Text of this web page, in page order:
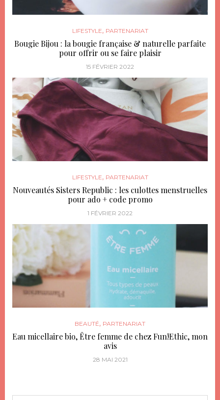
LIFESTYLE, PARTENARIAT
Bougie Bijou : la bougie française & naturelle parfaite
pour offrir ou se faire plaisir
15 FÉVRIER 2022
LIFESTYLE, PARTENARIAT
Nouveautés Sisters Republic : les culottes menstruelles
pour ado + code promo
1 FÉVRIER 2022
BEAUTÉ, PARTENARIAT
Eau micellaire bio, Être femme de chez Fun!Ethic, mon
avis
28 MAI 2021